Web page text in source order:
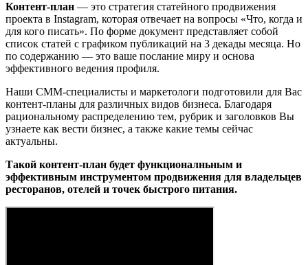
Контент-план — это стратегия статейного продвижения
проекта в Instagram, которая отвечает на вопросы «Что, когда и
для кого писать». По форме документ представляет собой
список статей с графиком публикаций на 3 декады месяца. Но
по содержанию — это ваше послание миру и основа
эффективного ведения профиля.
Наши СММ-специалисты и маркетологи подготовили для Вас
контент-планы для различных видов бизнеса. Благодаря
рациональному распределению тем, рубрик и заголовков Вы
узнаете как вести бизнес, а также какие темы сейчас
актуальны.
Такой контент-план будет функционалньным и
эффективным инструментом продвижения для владельцев
ресторанов, отелей и точек быстрого питания.